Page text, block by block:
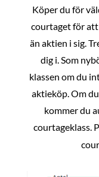
Köper du för
courtaget för att
än aktien i sig.
dig i. Som
klassen om du
aktieköp. Om
kommer du
courtageklass.